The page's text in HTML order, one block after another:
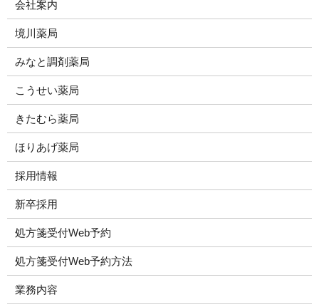
会社案内
境川薬局
みなと調剤薬局
こうせい薬局
きたむら薬局
ほりあげ薬局
採用情報
新卒採用
処方箋受付Web予約
処方箋受付Web予約方法
業務内容